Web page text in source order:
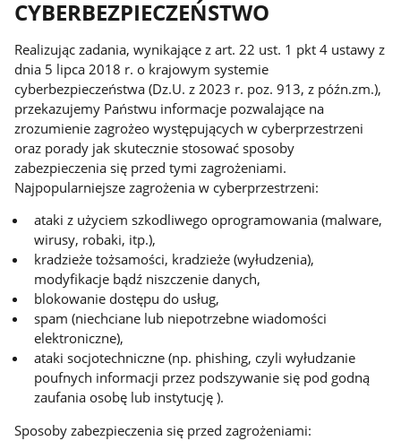
CYBERBEZPIECZEŃSTWO
Realizując zadania, wynikające z art. 22 ust. 1 pkt 4 ustawy z
dnia 5 lipca 2018 r. o krajowym systemie
cyberbezpieczeństwa (Dz.U. z 2023 r. poz. 913, z późn.zm.),
przekazujemy Państwu informacje pozwalające na
zrozumienie zagrożeo występujących w cyberprzestrzeni
oraz porady jak skutecznie stosować sposoby
zabezpieczenia się przed tymi zagrożeniami.
Najpopularniejsze zagrożenia w cyberprzestrzeni:
ataki z użyciem szkodliwego oprogramowania (malware,
wirusy, robaki, itp.),
kradzieże tożsamości, kradzieże (wyłudzenia),
modyfikacje bądź niszczenie danych,
blokowanie dostępu do usług,
spam (niechciane lub niepotrzebne wiadomości
elektroniczne),
ataki socjotechniczne (np. phishing, czyli wyłudzanie
poufnych informacji przez podszywanie się pod godną
zaufania osobę lub instytucję ).
Sposoby zabezpieczenia się przed zagrożeniami: